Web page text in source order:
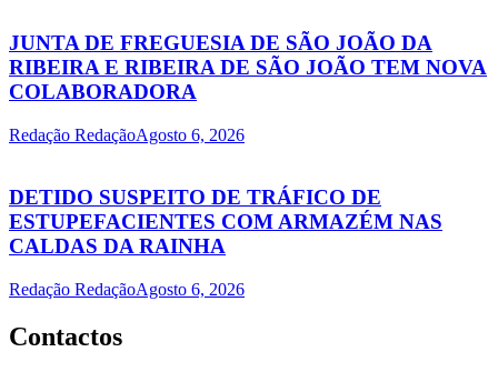
JUNTA DE FREGUESIA DE SÃO JOÃO DA
RIBEIRA E RIBEIRA DE SÃO JOÃO TEM NOVA
COLABORADORA
Redação RedaçãoAgosto 6, 2026
DETIDO SUSPEITO DE TRÁFICO DE
ESTUPEFACIENTES COM ARMAZÉM NAS
CALDAS DA RAINHA
Redação RedaçãoAgosto 6, 2026
Contactos